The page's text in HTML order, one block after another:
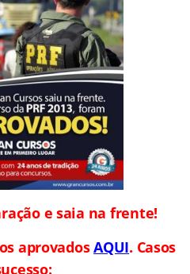
e saia na frente!
aprovadosAQUI. Casos